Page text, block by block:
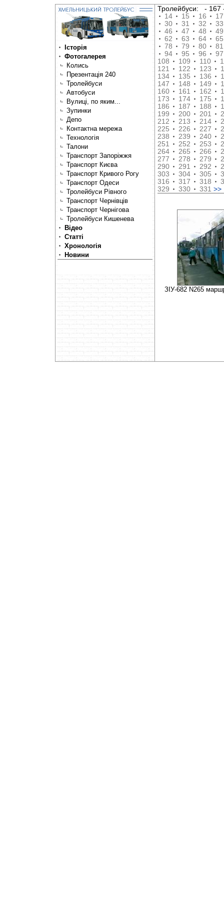
Історія
Фотогалерея
Колись
Презентація 240
Тролейбуси
Автобуси
Вулиці, по яким...
Зупинки
Депо
Контактна мережа
Технологія
Талони
Транспорт Запоріжжя
Транспорт Києва
Транспорт Кривого Рогу
Транспорт Одеси
Тролейбуси Рівного
Транспорт Чернівців
Транспорт Чернігова
Тролейбуси Кишенева
Відео
Статті
Хронологія
Новини
Тролейбуси:
-
14
15 16
17
30
31 32
33
46
47 48
49
62
63 64
65
78
79 80
81
94
95 96
97
108
109 110
121
122 123
134
135 136
147
148 149
160
161 162
173
174 175
186
187 188
199
200 201
212
213 214
225
226 227
238
239 240
251
252 253
264
265 266
277
278 279
290
291 292
303
304 305
316
317 318
329
330 331 >>
ЗІУ-682 N265